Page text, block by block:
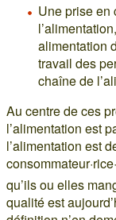
Une prise en
alimentation
travail des
chaîne de
Au centre de ces
l’alimentation est
l’alimentation est
qu’ils ou elles
qualité est